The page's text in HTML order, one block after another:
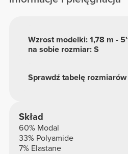
Sprawdź tabelę
Wzrost modelki: 1,78 m -
na sobie rozmiar: S
Skład
60% Modal
33% Polyamide
7% Elastane